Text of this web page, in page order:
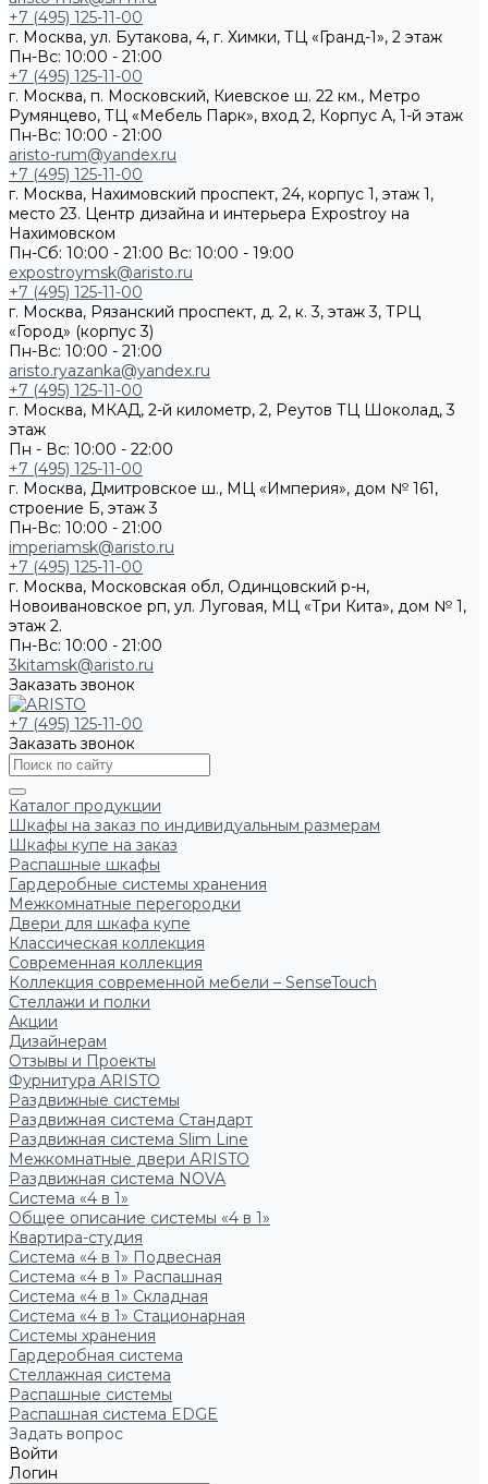
+7 (495) 125-11-00
г. Москва, ул. Бутакова, 4, г. Химки, ТЦ «Гранд-1», 2 этаж
Пн-Вс: 10:00 - 21:00
+7 (495) 125-11-00
г. Москва, п. Московский, Киевское ш. 22 км., Метро
Румянцево, ТЦ «Мебель Парк», вход 2, Корпус А, 1-й этаж
Пн-Вс: 10:00 - 21:00
aristo-rum@yandex.ru
+7 (495) 125-11-00
г. Москва, Нахимовский проспект, 24, корпус 1, этаж 1,
место 23. Центр дизайна и интерьера Expostroy на
Нахимовском
Пн-Сб: 10:00 - 21:00 Вс: 10:00 - 19:00
expostroymsk@aristo.ru
+7 (495) 125-11-00
г. Москва, Рязанский проспект, д. 2, к. 3, этаж 3, ТРЦ
«Город» (корпус 3)
Пн-Вс: 10:00 - 21:00
aristo.ryazanka@yandex.ru
+7 (495) 125-11-00
г. Москва, МКАД, 2-й километр, 2, Реутов ТЦ Шоколад, 3
этаж
Пн - Вс: 10:00 - 22:00
+7 (495) 125-11-00
г. Москва, Дмитровское ш., МЦ «Империя», дом № 161,
строение Б, этаж 3
Пн-Вс: 10:00 - 21:00
imperiamsk@aristo.ru
+7 (495) 125-11-00
г. Москва, Московская обл, Одинцовский р-н,
Новоивановское рп, ул. Луговая, МЦ «Три Кита», дом № 1,
этаж 2.
Пн-Вс: 10:00 - 21:00
3kitamsk@aristo.ru
Заказать звонок
+7 (495) 125-11-00
Заказать звонок
Каталог продукции
Шкафы на заказ по индивидуальным размерам
Шкафы купе на заказ
Распашные шкафы
Гардеробные системы хранения
Межкомнатные перегородки
Двери для шкафа купе
Классическая коллекция
Современная коллекция
Коллекция современной мебели – SenseTouch
Стеллажи и полки
Акции
Дизайнерам
Отзывы и Проекты
Фурнитура ARISTO
Раздвижные системы
Раздвижная система Стандарт
Раздвижная система Slim Line
Межкомнатные двери ARISTO
Раздвижная система NOVA
Система «4 в 1»
Общее описание системы «4 в 1»
Квартира-студия
Система «4 в 1» Подвесная
Система «4 в 1» Распашная
Система «4 в 1» Складная
Система «4 в 1» Стационарная
Системы хранения
Гардеробная система
Стеллажная система
Распашные системы
Распашная система EDGE
Задать вопрос
Войти
Логин